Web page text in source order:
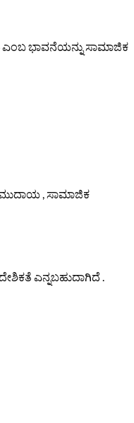
ಎಂಬ ಭಾವನೆಯನ್ನು ಸಾಮಾಜಿಕ
, ಸಾಮಾಜಿಕ
ಎನ್ನಬಹುದಾಗಿದೆ .